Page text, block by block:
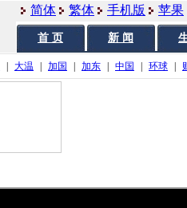
简体 繁体 手机版 苹果
首 页 新 闻
大温 加国 加东 中国 环球